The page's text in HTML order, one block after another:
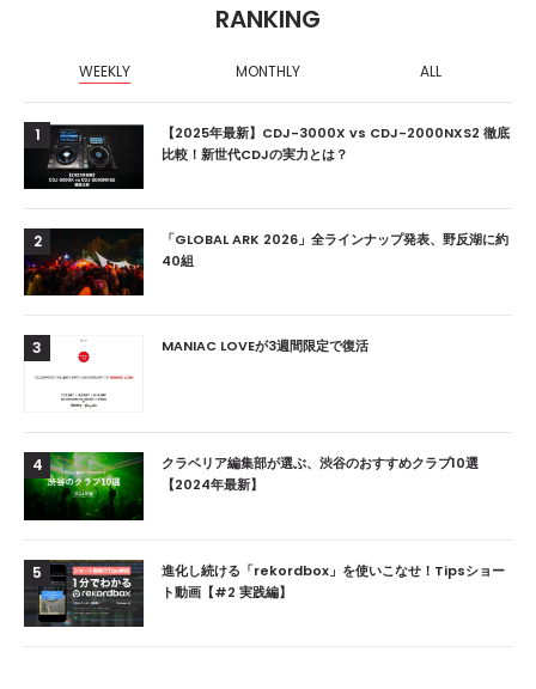
RANKING
WEEKLY MONTHLY ALL
1
【2025年最新】CDJ-3000X vs CDJ-2000NXS2 徹底
比較！新世代CDJの実力とは？
2
「GLOBAL ARK 2026」全ラインナップ発表、野反湖に約
40組
3 MANIAC LOVEが3週間限定で復活
4
クラベリア編集部が選ぶ、渋谷のおすすめクラブ10選
【2024年最新】
5
進化し続ける「rekordbox」を使いこなせ！Tipsショー
ト動画【#2 実践編】